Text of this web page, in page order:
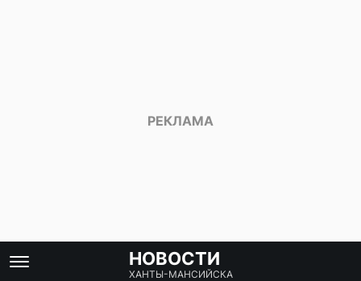
НОВОСТИ
ХАНТЫ-МАНСИЙСКА